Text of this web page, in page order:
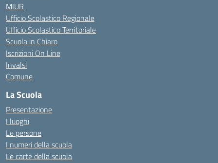
MIUR
Ufficio Scolastico Regionale
Ufficio Scolastico Territoriale
Scuola in Chiaro
Iscrizioni On Line
Invalsi
Comune
La Scuola
Presentazione
I luoghi
Le persone
I numeri della scuola
Le carte della scuola